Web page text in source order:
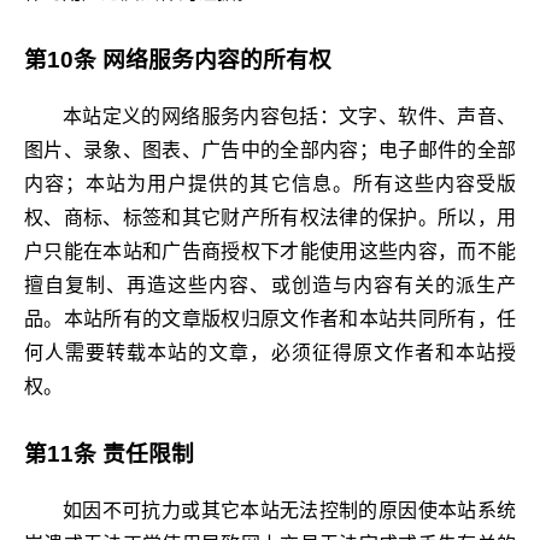
第10条 网络服务内容的所有权
本站定义的网络服务内容包括：文字、软件、声音、
图片、录象、图表、广告中的全部内容；电子邮件的全部
内容；本站为用户提供的其它信息。所有这些内容受版
权、商标、标签和其它财产所有权法律的保护。所以，用
户只能在本站和广告商授权下才能使用这些内容，而不能
擅自复制、再造这些内容、或创造与内容有关的派生产
品。本站所有的文章版权归原文作者和本站共同所有，任
何人需要转载本站的文章，必须征得原文作者和本站授
权。
第11条 责任限制
如因不可抗力或其它本站无法控制的原因使本站系统